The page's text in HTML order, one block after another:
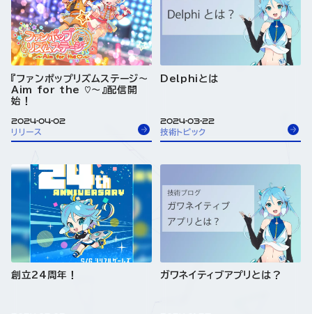
『ファンポップリズムステージ～
Aim for the ♡～』配信開
始！
2024-04-02
リリース
Delphiとは
2024-03-22
技術トピック
創立24周年！ ガワネイティブアプリとは？